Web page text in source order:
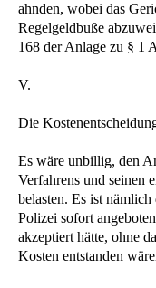
ahnden, wobei das
Regelgeldbuße
168 der Anlage zu § 1
V.
Die
Es wäre unbillig, den
Verfahrens und seinen
belasten. Es ist
Polizei sofort
akzeptiert hätte, ohne
Kosten entstanden